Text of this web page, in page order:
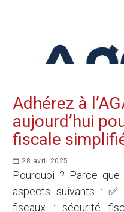
Adhérez à
aujourd’hui
fiscale
28 avril 2025
Pourquoi ? Parce que
aspects suivants :
fiscaux : sécurité